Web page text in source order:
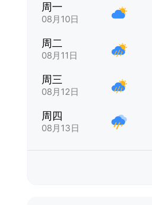
周一
08月10日
周二
08月11日
周三
08月12日
周四
08月13日